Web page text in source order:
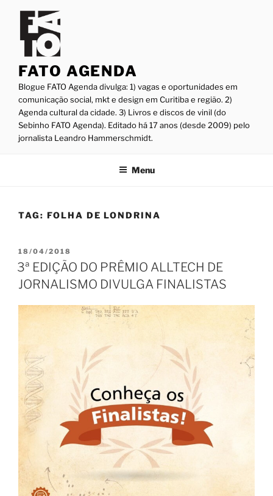
conteúdo
FATO AGENDA
Blogue FATO Agenda divulga: 1) vagas e oportunidades em
comunicação social, mkt e design em Curitiba e região. 2)
Agenda cultural da cidade. 3) Livros e discos de vinil (do
Sebinho FATO Agenda). Editado há 17 anos (desde 2009) pelo
jornalista Leandro Hammerschmidt.
Menu
TAG: FOLHA DE LONDRINA
PUBLICADO
EM
18/04/2018
3ª EDIÇÃO DO PRÊMIO ALLTECH DE
JORNALISMO DIVULGA FINALISTAS